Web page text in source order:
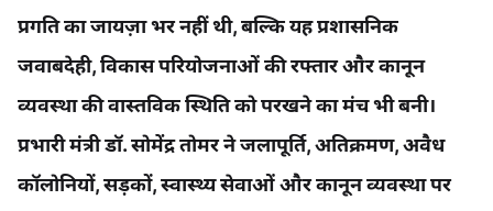
प्रगति का जायज़ा भर नहीं थी, बल्कि यह प्रशासनिक
जवाबदेही, विकास परियोजनाओं की रफ्तार और कानून
व्यवस्था की वास्तविक स्थिति को परखने का मंच भी बनी।
प्रभारी मंत्री डॉ. सोमेंद्र तोमर ने जलापूर्ति, अतिक्रमण, अवैध
कॉलोनियों, सड़कों, स्वास्थ्य सेवाओं और कानून व्यवस्था पर